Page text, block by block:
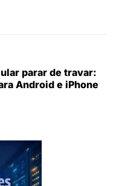
parar de travar:
Android e iPhone